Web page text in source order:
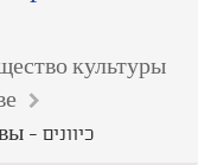
культуры
Репатрианты Беэр-Шевы - כיוונים